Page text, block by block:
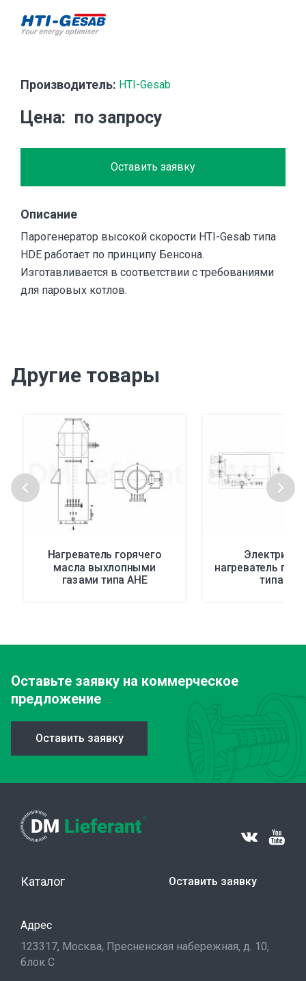
Производитель: HTI-Gesab
Цена по запросу
Оставить заявку
Описание
Парогенератор высокой скорости HTI-Gesab типа
HDE работает по принципу Бенсона.
Изготавливается в соответствии с требованиями
для паровых котлов.
Другие товары
Нагреватель горячего
масла выхлопными
газами типа AHE
нагреватель
типа
Оставьте заявку на коммерческое
предложение
Оставить заявку
Каталог Оставить заявку
Адрес
123317, Москва, Пресненская набережная, д. 10,
блок С